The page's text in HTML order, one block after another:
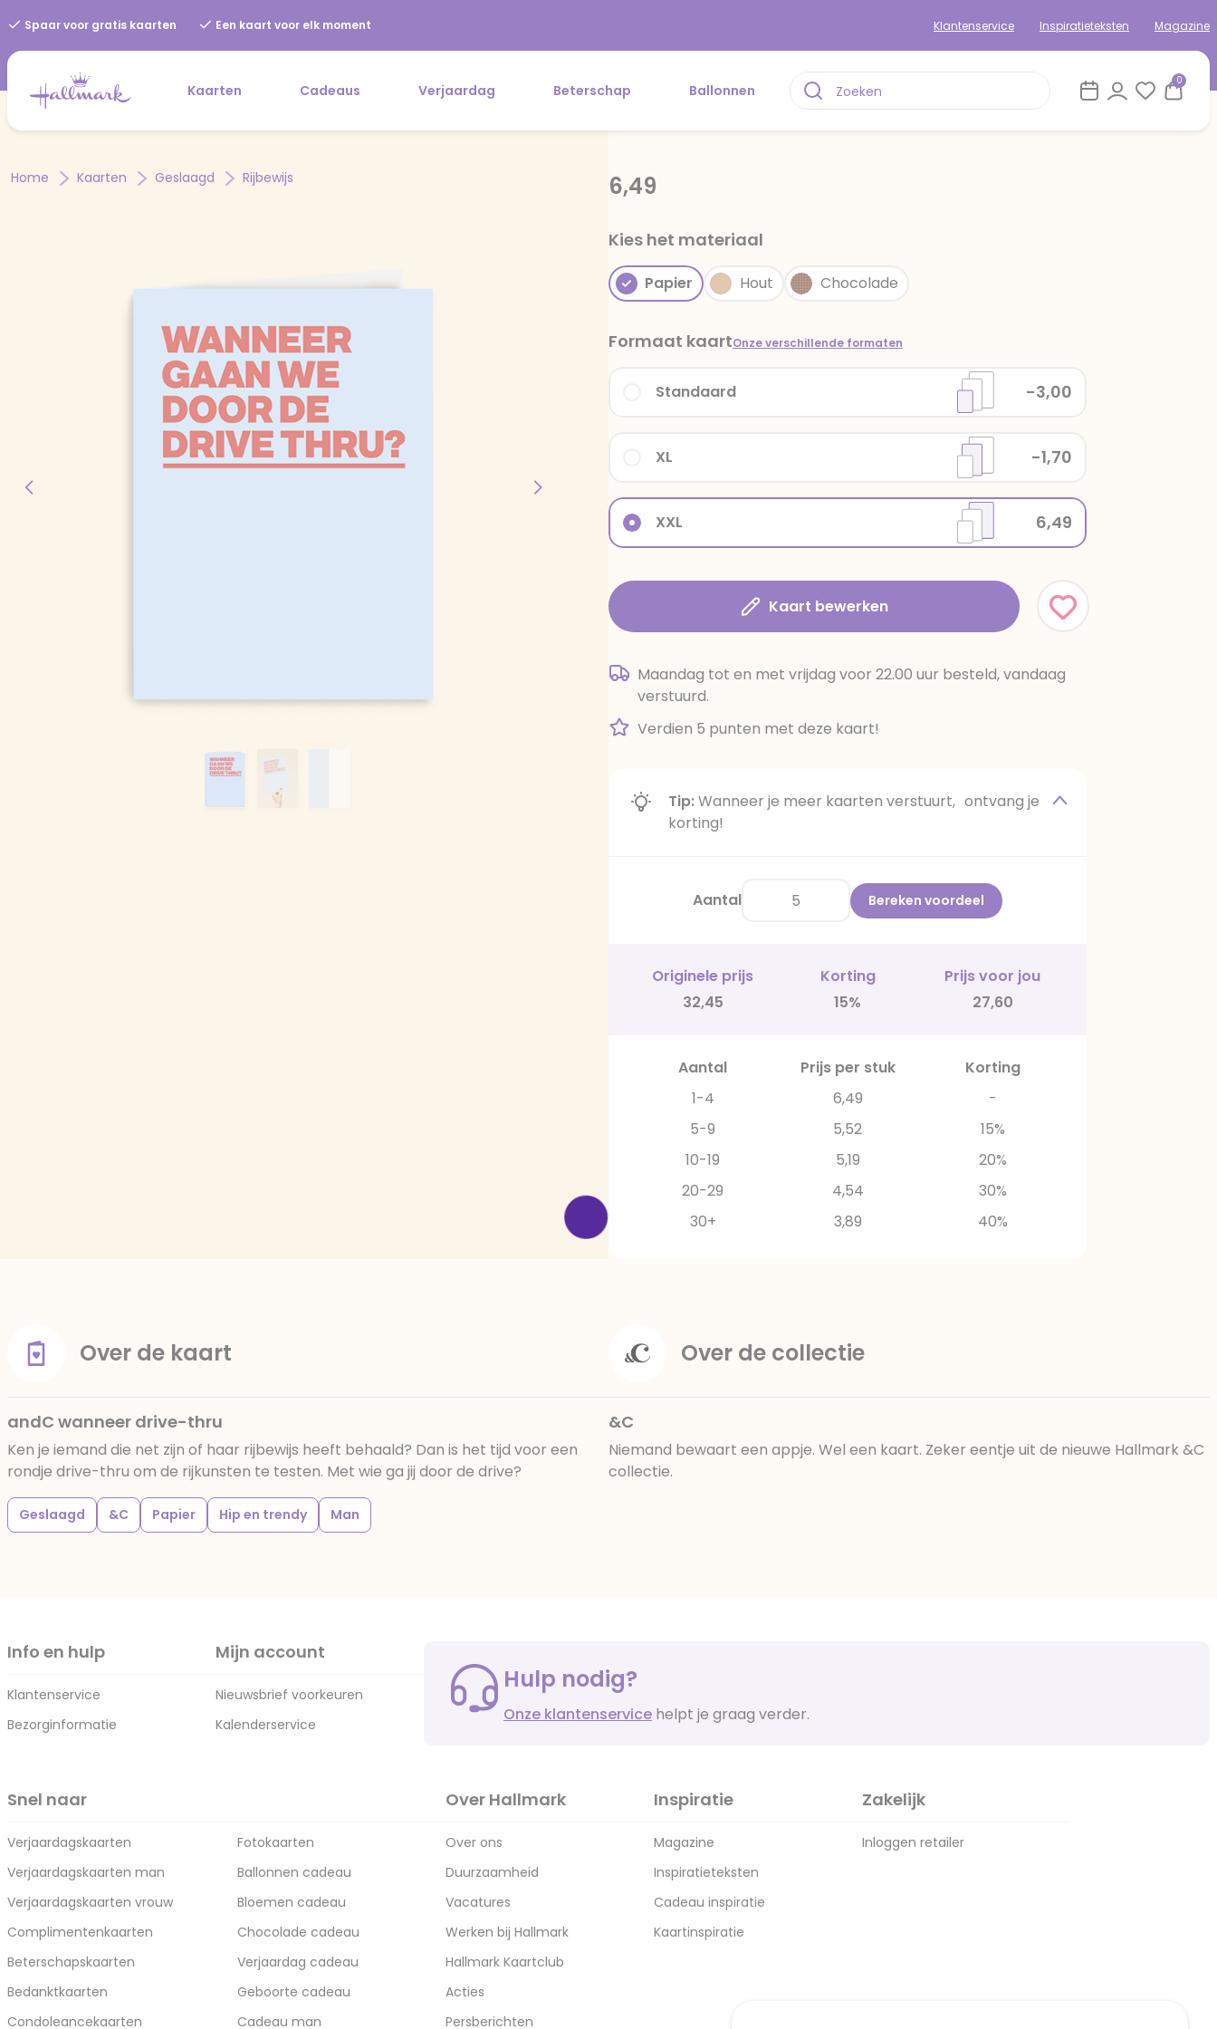
Spaar voor gratis kaarten Een kaart voor elk moment Klantenservice Inspiratieteksten Magazine
Kaarten Cadeaus Verjaardag Beterschap Ballonnen
0
Home Kaarten Geslaagd Rijbewijs 6,49
Kies het materiaal
Chocolade
Hout
Papier
Formaat kaartOnze verschillende formaten
Standaard -3,00
XL -1,70
XXL 6,49
Kaart bewerken
Maandag tot en met vrijdag voor 22.00 uur besteld, vandaag
verstuurd.
Verdien 5 punten met deze kaart!
Tip:Wanneer je meer kaarten verstuurt, ontvang je
korting!
Aantal Bereken voordeel
Originele prijs Korting
Prijs voor jou
32,45
15% 27,60
Aantal Prijs per stuk
Korting
1-4
6,49
-
5-9
5,52
15%
10-19
5,19
20%
20-29
4,54
30%
30+
3,89 40%
Over de kaart
andC wanneer drive-thru
Ken je iemand die net zijn of haar rijbewijs heeft behaald? Dan is het tijd voor een
rondje drive-thru om de rijkunsten te testen. Met wie ga jij door de drive?
Geslaagd &C Papier Hip en trendy Man
Over de collectie
&C
Niemand bewaart een appje. Wel een kaart. Zeker eentje uit de nieuwe Hallmark &C
collectie.
Info en hulp
Klantenservice
Bezorginformatie
Mijn account
Nieuwsbrief voorkeuren
Kalenderservice
Hulp nodig?
Onze klantenservice helpt je graag verder.
Snel naar
Verjaardagskaarten
Verjaardagskaarten man
Verjaardagskaarten vrouw
Complimentenkaarten
Beterschapskaarten
Bedanktkaarten
Condoleancekaarten
Fotokaarten
Ballonnen cadeau
Bloemen cadeau
Chocolade cadeau
Verjaardag cadeau
Geboorte cadeau
Cadeau man
Over Hallmark
Over ons
Duurzaamheid
Vacatures
Werken bij Hallmark
Hallmark Kaartclub
Acties
Persberichten
Inspiratie
Magazine
Inspiratieteksten
Cadeau inspiratie
Kaartinspiratie
Zakelijk
Inloggen retailer